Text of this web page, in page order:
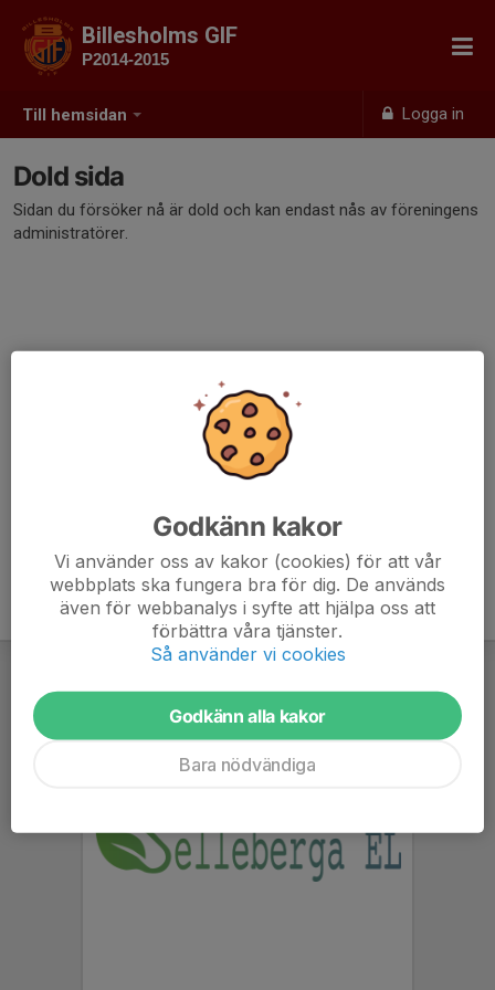
Till hemsidan Logga in
Billesholms GIF
P2014-2015
Dold sida
Sidan du försöker nå är dold och kan endast nås av föreningens
administratörer.
Godkänn kakor
Vi använder oss av kakor (cookies) för att vår
webbplats ska fungera bra för dig. De används
även för webbanalys i syfte att hjälpa oss att
förbättra våra tjänster.
Så använder vi cookies
Godkänn alla kakor
Bara nödvändiga